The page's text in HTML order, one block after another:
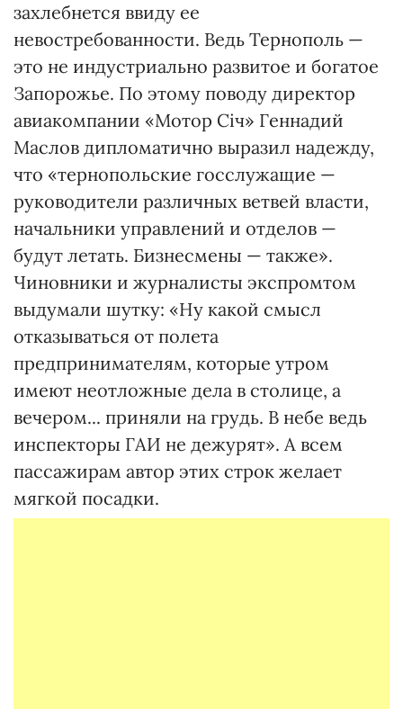
захлебнется ввиду ее
невостребованности. Ведь Тернополь —
это не индустриально развитое и богатое
Запорожье. По этому поводу директор
авиакомпании «Мотор Січ» Геннадий
Маслов дипломатично выразил надежду,
что «тернопольские госслужащие —
руководители различных ветвей власти,
начальники управлений и отделов —
будут летать. Бизнесмены — также».
Чиновники и журналисты экспромтом
выдумали шутку: «Ну какой смысл
отказываться от полета
предпринимателям, которые утром
имеют неотложные дела в столице, а
вечером... приняли на грудь. В небе ведь
инспекторы ГАИ не дежурят». А всем
пассажирам автор этих строк желает
мягкой посадки.